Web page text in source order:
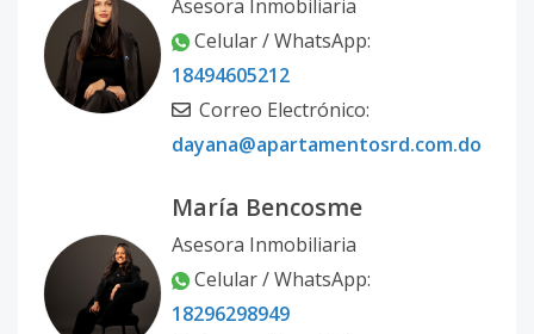
Asesora Inmobiliaria
Celular / WhatsApp:
18494605212
Correo Electrónico:
dayana@apartamentosrd.com.do
María Bencosme
Asesora Inmobiliaria
Celular / WhatsApp:
18296298949